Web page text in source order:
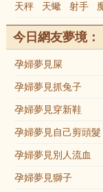
天秤 天蠍 射手
今日網友夢境：
孕婦夢見屎
孕婦夢見抓兔子
孕婦夢見穿新鞋
孕婦夢見自己剪頭髮
孕婦夢見別人流血
孕婦夢見獅子